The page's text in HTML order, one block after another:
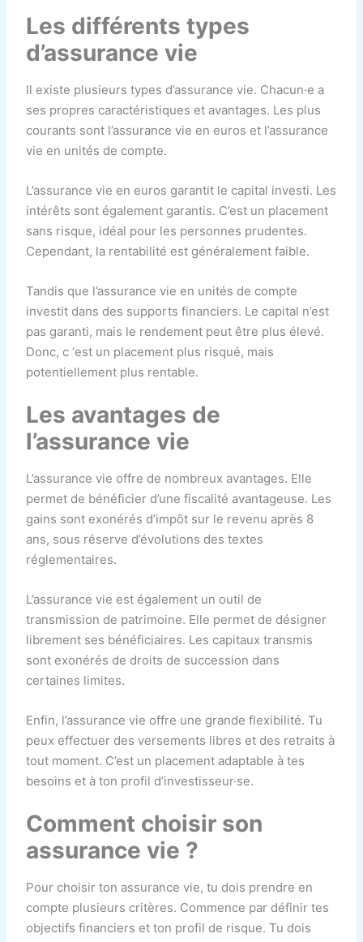
Les différents types
d’assurance vie
Il existe plusieurs types d’assurance vie. Chacun·e a
ses propres caractéristiques et avantages. Les plus
courants sont l’assurance vie en euros et l’assurance
vie en unités de compte.
L’assurance vie en euros garantit le capital investi. Les
intérêts sont également garantis. C’est un placement
sans risque, idéal pour les personnes prudentes.
Cependant, la rentabilité est généralement faible.
Tandis que l’assurance vie en unités de compte
investit dans des supports financiers. Le capital n’est
pas garanti, mais le rendement peut être plus élevé.
Donc, c ‘est un placement plus risqué, mais
potentiellement plus rentable.
Les avantages de
l’assurance vie
L’assurance vie offre de nombreux avantages. Elle
permet de bénéficier d’une fiscalité avantageuse. Les
gains sont exonérés d’impôt sur le revenu après 8
ans, sous réserve d’évolutions des textes
réglementaires.
L’assurance vie est également un outil de
transmission de patrimoine. Elle permet de désigner
librement ses bénéficiaires. Les capitaux transmis
sont exonérés de droits de succession dans
certaines limites.
Enfin, l’assurance vie offre une grande flexibilité. Tu
peux effectuer des versements libres et des retraits à
tout moment. C’est un placement adaptable à tes
besoins et à ton profil d’investisseur·se.
Comment choisir son
assurance vie ?
Pour choisir ton assurance vie, tu dois prendre en
compte plusieurs critères. Commence par définir tes
objectifs financiers et ton profil de risque. Tu dois